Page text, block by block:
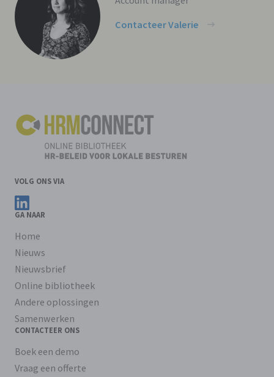
Contacteer Valerie
VOLG ONS VIA
Volg ons op LinkedIn
GA NAAR
Home
Nieuws
Nieuwsbrief
Online bibliotheek
Andere oplossingen
Samenwerken
CONTACTEER ONS
Boek een demo
Vraag een offerte